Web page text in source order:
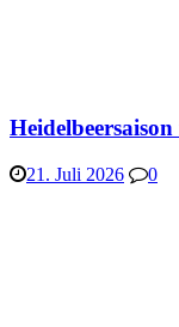
21. Juli 2026 0